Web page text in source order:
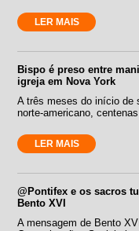
LER MAIS
Bispo é preso entre
igreja em Nova York
A três meses do início de
norte-americano,
LER MAIS
@Pontifex e os sacros
Bento XVI
A mensagem de Bento